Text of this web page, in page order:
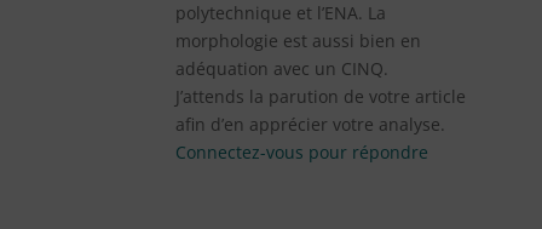
polytechnique et l’ENA. La
morphologie est aussi bien en
adéquation avec un CINQ.
J’attends la parution de votre article
afin d’en apprécier votre analyse.
Connectez-vous pour répondre